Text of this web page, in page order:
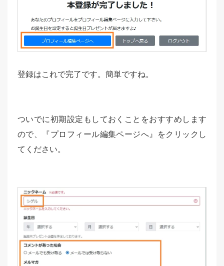
登録はこれで完了です。簡単ですね。
ついでに初期設定もしておくことをおすすめします
ので、『プロフィール編集ページへ』をクリックし
てください。